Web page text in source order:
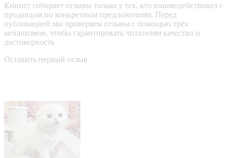
Кинпет собирает отзывы только у тех, кто взаимодействовал с
продавцом по конкретным предложениям. Перед
публикацией мы проверяем отзывы с помощью трёх
механизмов, чтобы гарантировать читателям качество и
достоверность
Оставить первый отзыв